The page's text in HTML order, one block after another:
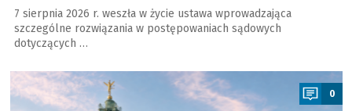
7 sierpnia 2026 r. weszła w życie ustawa wprowadzająca
szczególne rozwiązania w postępowaniach sądowych
dotyczących …
a
0